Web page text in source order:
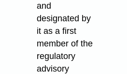
and
designated by
it as a first
member of the
regulatory
advisory